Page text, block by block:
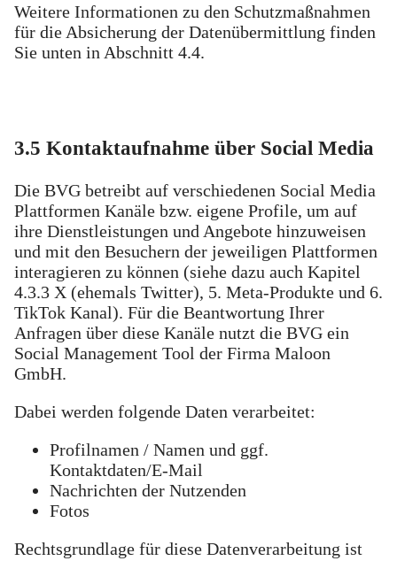
Weitere Informationen zu den Schutzmaßnahmen
für die Absicherung der Datenübermittlung finden
Sie unten in Abschnitt 4.4.
3.5 Kontaktaufnahme über Social Media
Die BVG betreibt auf verschiedenen Social Media
Plattformen Kanäle bzw. eigene Profile, um auf
ihre Dienstleistungen und Angebote hinzuweisen
und mit den Besuchern der jeweiligen Plattformen
interagieren zu können (siehe dazu auch Kapitel
4.3.3 X (ehemals Twitter), 5. Meta-Produkte und 6.
TikTok Kanal). Für die Beantwortung Ihrer
Anfragen über diese Kanäle nutzt die BVG ein
Social Management Tool der Firma Maloon
GmbH.
Dabei werden folgende Daten verarbeitet:
Profilnamen / Namen und ggf.
Kontaktdaten/E-Mail
Nachrichten der Nutzenden
Fotos
Rechtsgrundlage für diese Datenverarbeitung ist